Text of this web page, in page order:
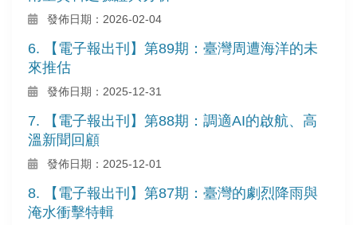
發佈日期：2026-02-04
6. 【電子報出刊】第89期：臺灣周遭海洋的未
來推估
發佈日期：2025-12-31
7. 【電子報出刊】第88期：調適AI的啟航、高
溫新聞回顧
發佈日期：2025-12-01
8. 【電子報出刊】第87期：臺灣的劇烈降雨與
淹水衝擊特輯